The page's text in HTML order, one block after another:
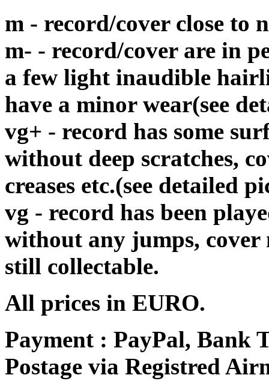
m - record/cover close
m- - record/cover are in
a few light inaudible
have a minor wear(see
vg+ - record has some
without deep scratches,
creases etc.(see detailed
vg - record has been
without any jumps, cover
still collectable.
All prices in EURO.
Payment : PayPal, Bank
Postage via Registred